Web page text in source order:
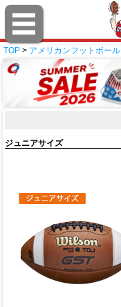
TOP > アメリカンフットボール
ジュニアサイズ